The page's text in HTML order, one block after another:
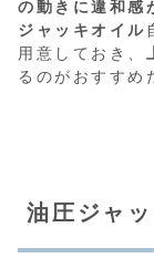
の動きに違和感
ジャッキオイル
用意しておき、
るのがおすすめ
油圧ジャ